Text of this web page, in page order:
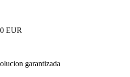
EUR
garantizada